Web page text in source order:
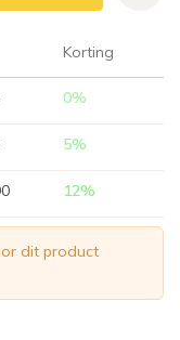
Korting
0%
5%
12%
dit product